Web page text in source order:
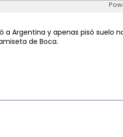
a Argentina y apenas pisó suelo
de Boca.